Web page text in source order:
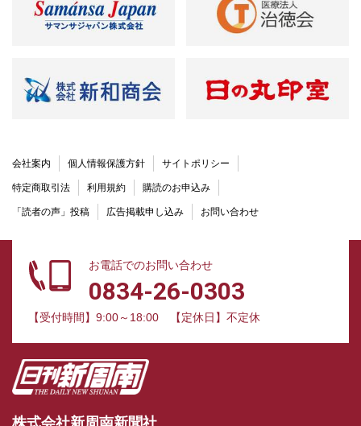
会社案内 個人情報保護方針 サイトポリシー
特定商取引法 利用規約 購読のお申込み
「読者の声」投稿 広告掲載申し込み お問い合わせ
お電話でのお問い合わせ
0834-26-0303
【受付時間】9:00～18:00 【定休日】不定休
株式会社新周南新聞社